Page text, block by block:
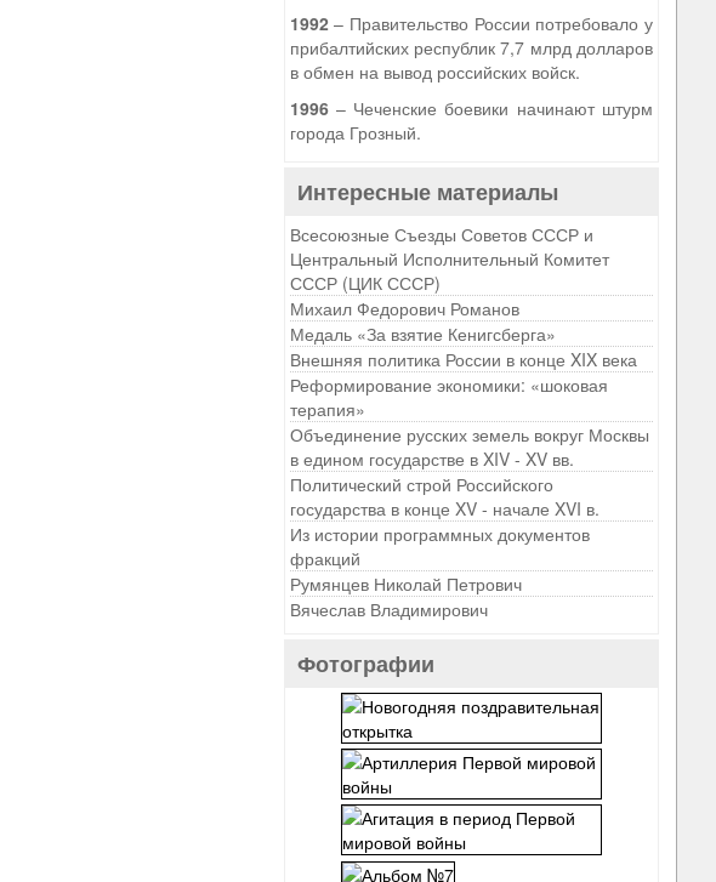
1992– Правительство России потребовало у
прибалтийских республик 7,7 млрд долларов
в обмен на вывод российских войск.
1996– Чеченские боевики начинают штурм
города Грозный.
Интересные материалы
Всесоюзные Съезды Советов СССР и
Центральный Исполнительный Комитет
СССР (ЦИК СССР)
Михаил Федорович Романов
Медаль «За взятие Кенигсберга»
Внешняя политика России в конце XIX века
Реформирование экономики: «шоковая
терапия»
Объединение русских земель вокруг Москвы
в едином государстве в XIV - XV вв.
Политический строй Российского
государства в конце XV - начале XVI в.
Из истории программных документов
фракций
Румянцев Николай Петрович
Вячеслав Владимирович
Фотографии